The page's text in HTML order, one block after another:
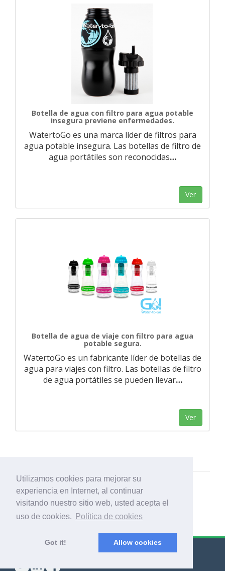
Utilizamos cookies para mejorar su
experiencia en Internet, al continuar
visitando nuestro sitio web, usted acepta el
uso de cookies.
Política de cookies
Got it! Allow cookies
Botella de agua con filtro para agua potable
insegura previene enfermedades.
WatertoGo es una marca líder de filtros para
agua potable insegura. Las botellas de filtro de
agua portátiles son reconocidas…
Ver
Botella de agua de viaje con filtro para agua
potable segura.
WatertoGo es un fabricante líder de botellas de
agua para viajes con filtro. Las botellas de filtro
de agua portátiles se pueden llevar…
Ver
© Export Worldwide 2026